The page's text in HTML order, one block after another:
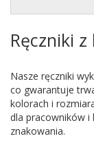
Ręczniki z
Nasze ręczniki
co gwarantuje
kolorach i
dla pracowników
znakowania.